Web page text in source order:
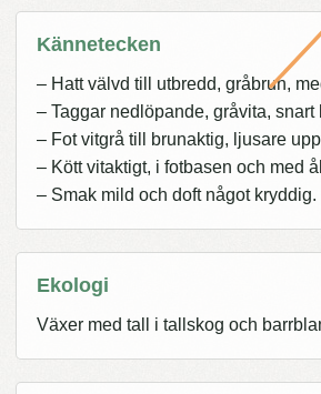
Kännetecken
– Hatt välvd till utbredd, gråbrun,
– Taggar nedlöpande, gråvita, snart
– Fot vitgrå till brunaktig, ljusare
– Kött vitaktigt, i fotbasen och med
– Smak mild och doft något kryddig.
Ekologi
Växer med tall i tallskog och